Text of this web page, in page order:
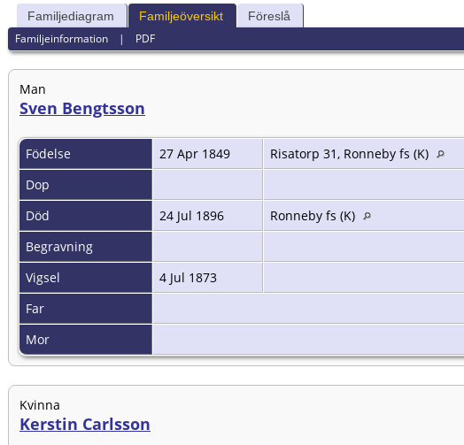
Familjediagram Familjeöversikt Föreslå
Familjeinformation | PDF
Man
Sven Bengtsson
Födelse 27 Apr 1849 Risatorp 31, Ronneby fs (K)
Dop
Död
24 Jul 1896 Ronneby fs (K)
Begravning
Vigsel
4 Jul 1873
Far
Mor
Kvinna
Kerstin Carlsson